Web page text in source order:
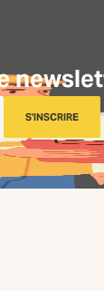
S'INSCRIRE